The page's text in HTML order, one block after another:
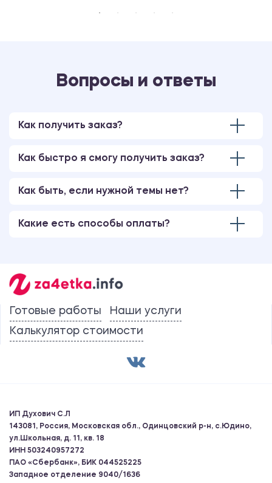
Вопросы и ответы
Как получить заказ?
Как быстро я смогу получить заказ?
Как быть, если нужной темы нет?
Какие есть способы оплаты?
Готовые работы
Наши услуги
Калькулятор стоимости
ИП Духович С.Л
143081, Россия, Московская обл., Одинцовский р-н, с.Юдино,
ул.Школьная, д. 11, кв. 18
ИНН 503240957272
ПАО «Сбербанк», БИК 044525225
Западное отделение 9040/1636